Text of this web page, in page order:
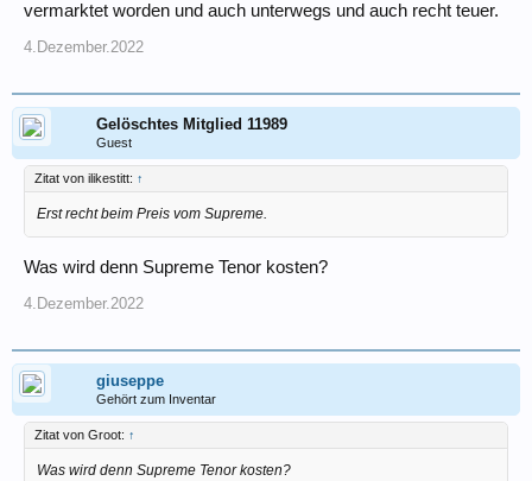
vermarktet worden und auch unterwegs und auch recht teuer.
4.Dezember.2022
Gelöschtes Mitglied 11989
Guest
Zitat von ilikestitt: ↑
Erst recht beim Preis vom Supreme.
Was wird denn Supreme Tenor kosten?
4.Dezember.2022
giuseppe
Gehört zum Inventar
Zitat von Groot: ↑
Was wird denn Supreme Tenor kosten?